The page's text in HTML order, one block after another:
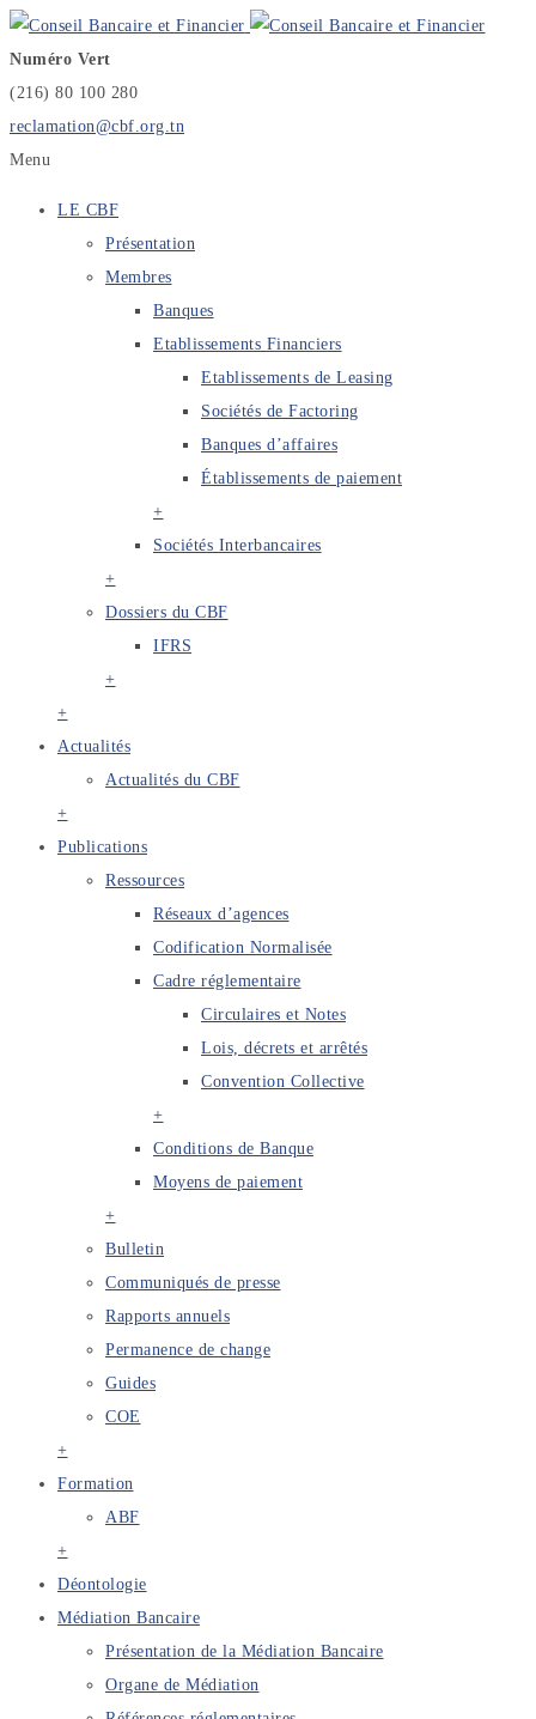
Numéro Vert
(216) 80 100 280
reclamation@cbf.org.tn
Menu
LE CBF
Présentation
Membres
Banques
Etablissements Financiers
Etablissements de Leasing
Sociétés de Factoring
Banques d’affaires
Établissements de paiement
+
Sociétés Interbancaires
+
Dossiers du CBF
IFRS
+
+
Actualités
Actualités du CBF
+
Publications
Ressources
Réseaux d’agences
Codification Normalisée
Cadre réglementaire
Circulaires et Notes
Lois, décrets et arrêtés
Convention Collective
+
Conditions de Banque
Moyens de paiement
+
Bulletin
Communiqués de presse
Rapports annuels
Permanence de change
Guides
COE
+
Formation
ABF
+
Déontologie
Médiation Bancaire
Présentation de la Médiation Bancaire
Organe de Médiation